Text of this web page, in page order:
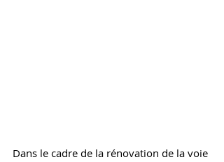
Dans le cadre de la rénovation de la voie